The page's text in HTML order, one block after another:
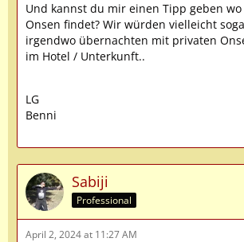
Takayama-Festival besucht. Dort
ziemlich zwingend übernachten
schon mal, ob es für 2025 schon
Buchungsmöglichkeiten gibt; ich habe
ist im übrigen auch ansonsten ein
zum Herumflanieren, da bietet sich
https://www.japan-guide.com/e/
Tagesausflüge lohnen sich über eure
Ziele hinaus in jedem Fall noch nach
Osaka aus) und nach Kamakura (von
Und kannst du mir einen Tipp geben
Onsen findet? Wir würden vielleicht
irgendwo übernachten mit privaten
im Hotel / Unterkunft..
LG
Benni
Sabiji
Professional
April 2, 2024 at 11:27 AM